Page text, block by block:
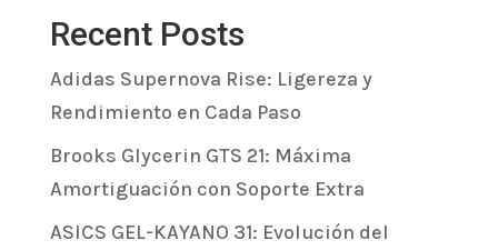
Recent Posts
Adidas Supernova Rise: Ligereza y
Rendimiento en Cada Paso
Brooks Glycerin GTS 21: Máxima
Amortiguación con Soporte Extra
ASICS GEL-KAYANO 31: Evolución del